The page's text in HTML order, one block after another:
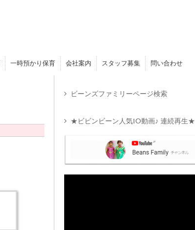
一時預かり保育 会社案内 スタッフ募集 問い合わせ
ビーンズファミリーページ検索
★ビビンビーン人気10動画♪ 連続再生★